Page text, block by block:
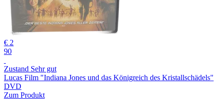
€ 2
90
Zustand Sehr gut
Lucas Film "Indiana Jones und das Königreich des Kristallschädels"
DVD
Zum Produkt